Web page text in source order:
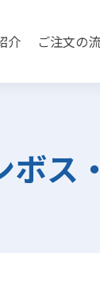
介 ご注文の
ス